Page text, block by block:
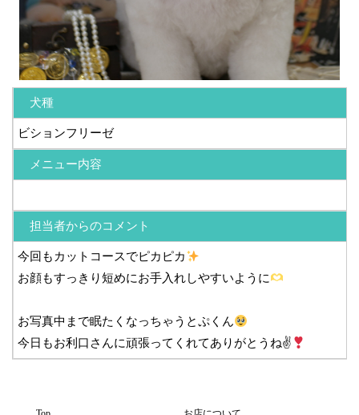
犬種
ビションフリーゼ
メニュー内容
担当者からのコメント
今回もカットコースでピカピカ
お顔もすっきり短めにお手入れしやすいように
お写真中まで眠たくなっちゃうとぷくん
今日もお利口さんに頑張ってくれてありがとうね✌